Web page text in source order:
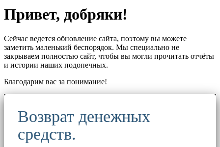
Привет, добряки!
Сейчас ведется обновление сайта, поэтому вы можете
заметить маленький беспорядок. Мы специально не
закрываем полностью сайт, чтобы вы могли прочитать отчёты
и истории наших подопечных.
Благодарим вас за понимание!
Возврат денежных
средств.